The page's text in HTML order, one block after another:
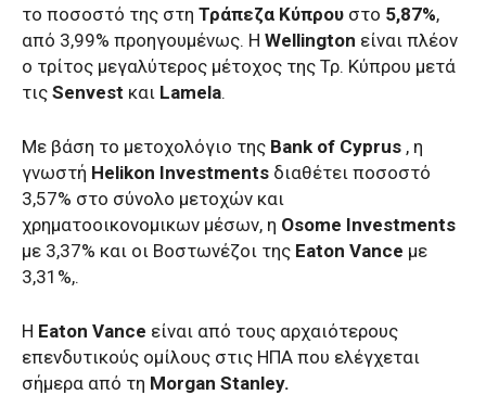
το ποσοστό της στη Τράπεζα Κύπρου στο 5,87%,
από 3,99% προηγουμένως. Η Wellington είναι πλέον
ο τρίτος μεγαλύτερος μέτοχος της Τρ. Κύπρου μετά
τις Senvest και Lamela.
Με βάση το μετοχολόγιο της Bank of Cyprus , η
γνωστή Helikon Investments διαθέτει ποσοστό
3,57% στο σύνολο μετοχών και
χρηματοοικονομικων μέσων, η Osome Investments
με 3,37% και οι Βοστωνέζοι της Eaton Vance με
3,31%,.
Η Eaton Vance είναι από τους αρχαιότερους
επενδυτικούς ομίλους στις ΗΠΑ που ελέγχεται
σήμερα από τη Morgan Stanley.